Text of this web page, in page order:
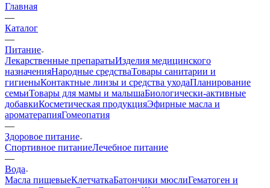
Главная
—
Каталог
—
Питание
Лекарственные препаратыИзделия медицинского
назначенияНародные средстваТовары санитарии и
гигиеныКонтактные линзы и средства уходаПланирование
семьиТовары для мамы и малышаБиологически-активные
добавкиКосметическая продукцияЭфирные масла и
ароматерапияГомеопатия
—
Здоровое питание
Спортивное питаниеЛечебное питание
—
Вода
Масла пищевыеКлетчаткаБатончики мюслиГематоген и